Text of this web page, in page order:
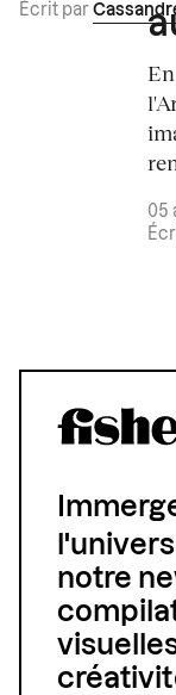
Écrit par
05
notre